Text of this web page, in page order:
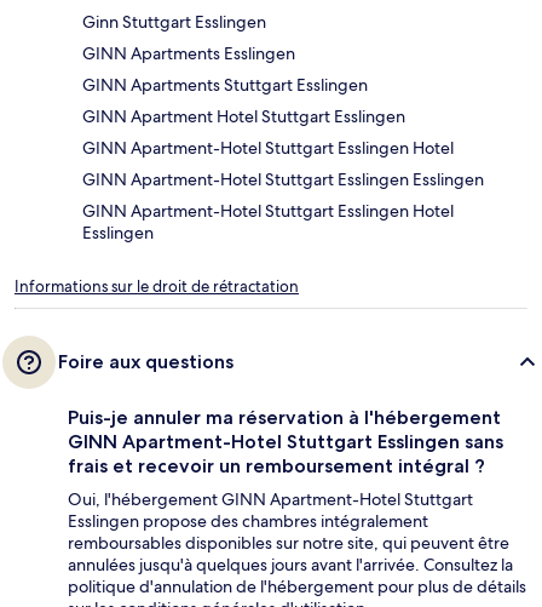
Ginn Stuttgart Esslingen
GINN Apartments Esslingen
GINN Apartments Stuttgart Esslingen
GINN Apartment Hotel Stuttgart Esslingen
GINN Apartment-Hotel Stuttgart Esslingen Hotel
GINN Apartment-Hotel Stuttgart Esslingen Esslingen
GINN Apartment-Hotel Stuttgart Esslingen Hotel
Esslingen
Informations sur le droit de rétractation
Foire aux questions
Puis-je annuler ma réservation à l'hébergement
GINN Apartment-Hotel Stuttgart Esslingen sans
frais et recevoir un remboursement intégral ?
Oui, l'hébergement GINN Apartment-Hotel Stuttgart
Esslingen propose des chambres intégralement
remboursables disponibles sur notre site, qui peuvent être
annulées jusqu'à quelques jours avant l'arrivée. Consultez la
politique d'annulation de l'hébergement pour plus de détails